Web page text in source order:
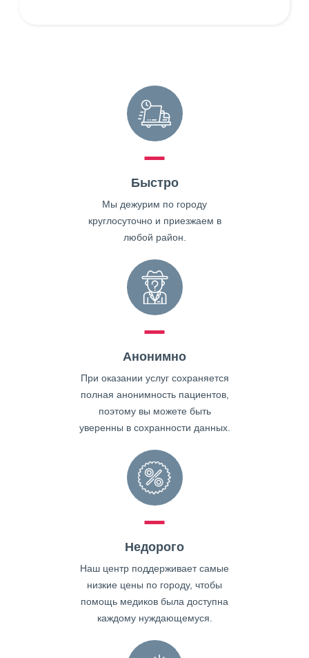
Быстро
Мы дежурим по городу
круглосуточно и приезжаем в
любой район.
Анонимно
При оказании услуг сохраняется
полная анонимность пациентов,
поэтому вы можете быть
уверенны в сохранности данных.
Недорого
Наш центр поддерживает самые
низкие цены по городу, чтобы
помощь медиков была доступна
каждому нуждающемуся.